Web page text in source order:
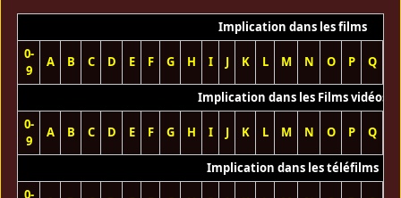
Implication dans les films
0-
9
A B C D E F G H I J K L M N O P Q
Implication dans les Films vidéos
0-
9
A B C D E F G H I J K L M N O P Q
Implication dans les téléfilms
0-